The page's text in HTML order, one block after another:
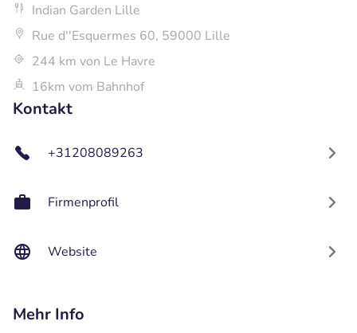
Indian Garden Lille
Rue d''Esquermes 60, 59000 Lille
244 km von Le Havre
16km vom Bahnhof
Kontakt
+31208089263
Firmenprofil
Website
Mehr Info